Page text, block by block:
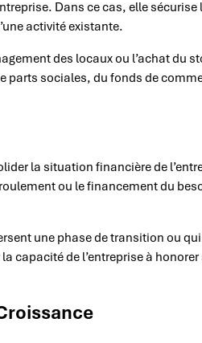
Dans ce cas, elle sécurise
activité existante.
des locaux ou l’achat du
parts sociales, du fonds de
la situation financière de
ou le financement du
une phase de transition ou
capacité de l’entreprise à honorer